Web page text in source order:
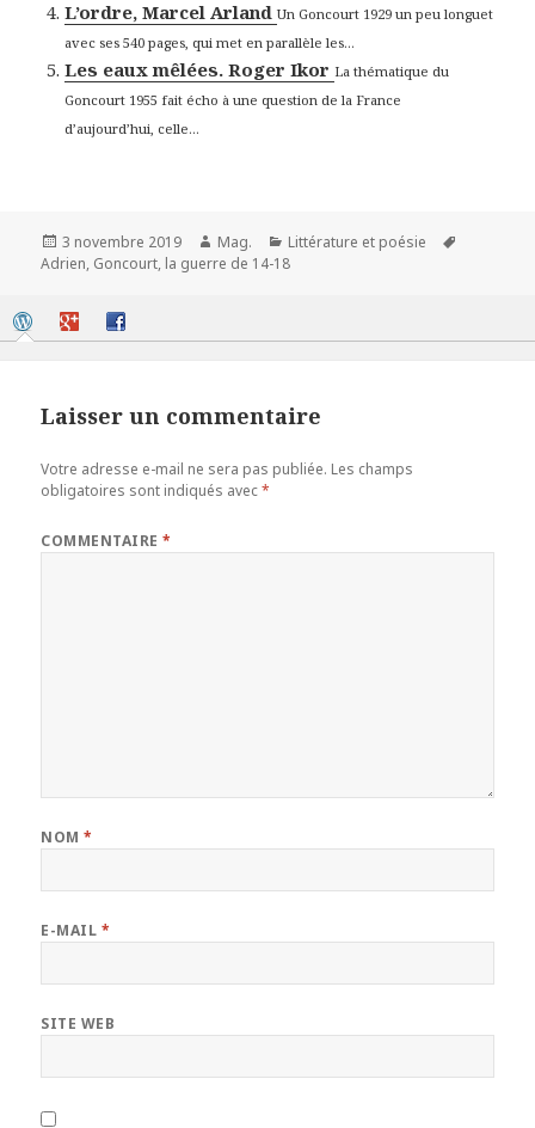
L’ordre, Marcel ArlandUn Goncourt 1929 un peu longuet
avec ses 540 pages, qui met en parallèle les...
Les eaux mêlées. Roger Ikor La thématique du
Goncourt 1955 fait écho à une question de la France
d’aujourd’hui, celle...
Publié
le
3 novembre 2019 Auteur
Mag. Catégories
Littérature et poésie
Adrien, Goncourt, la guerre de 14-18
Laisser un commentaire
Votre adresse e-mail ne sera pas publiée. Les champs
obligatoires sont indiqués avec*
COMMENTAIRE*
NOM*
E-MAIL *
SITE WEB